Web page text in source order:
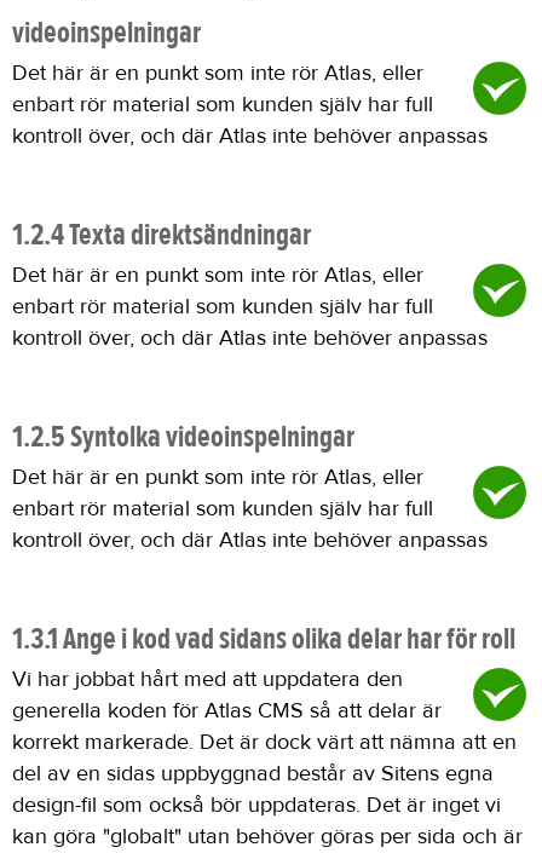
videoinspelningar
Det här är en punkt som inte rör Atlas, eller
enbart rör material som kunden själv har full
kontroll över, och där Atlas inte behöver anpassas
1.2.4 Texta direktsändningar
Det här är en punkt som inte rör Atlas, eller
enbart rör material som kunden själv har full
kontroll över, och där Atlas inte behöver anpassas
1.2.5 Syntolka videoinspelningar
Det här är en punkt som inte rör Atlas, eller
enbart rör material som kunden själv har full
kontroll över, och där Atlas inte behöver anpassas
1.3.1 Ange i kod vad sidans olika delar har för roll
Vi har jobbat hårt med att uppdatera den
generella koden för Atlas CMS så att delar är
korrekt markerade. Det är dock värt att nämna att en
del av en sidas uppbyggnad består av Sitens egna
design-fil som också bör uppdateras. Det är inget vi
kan göra "globalt" utan behöver göras per sida och är